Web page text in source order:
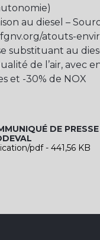
au diesel –
atouts-
substituant au
de l’air, avec
et -30% de NOX
DE
pdf - 441,56 KB